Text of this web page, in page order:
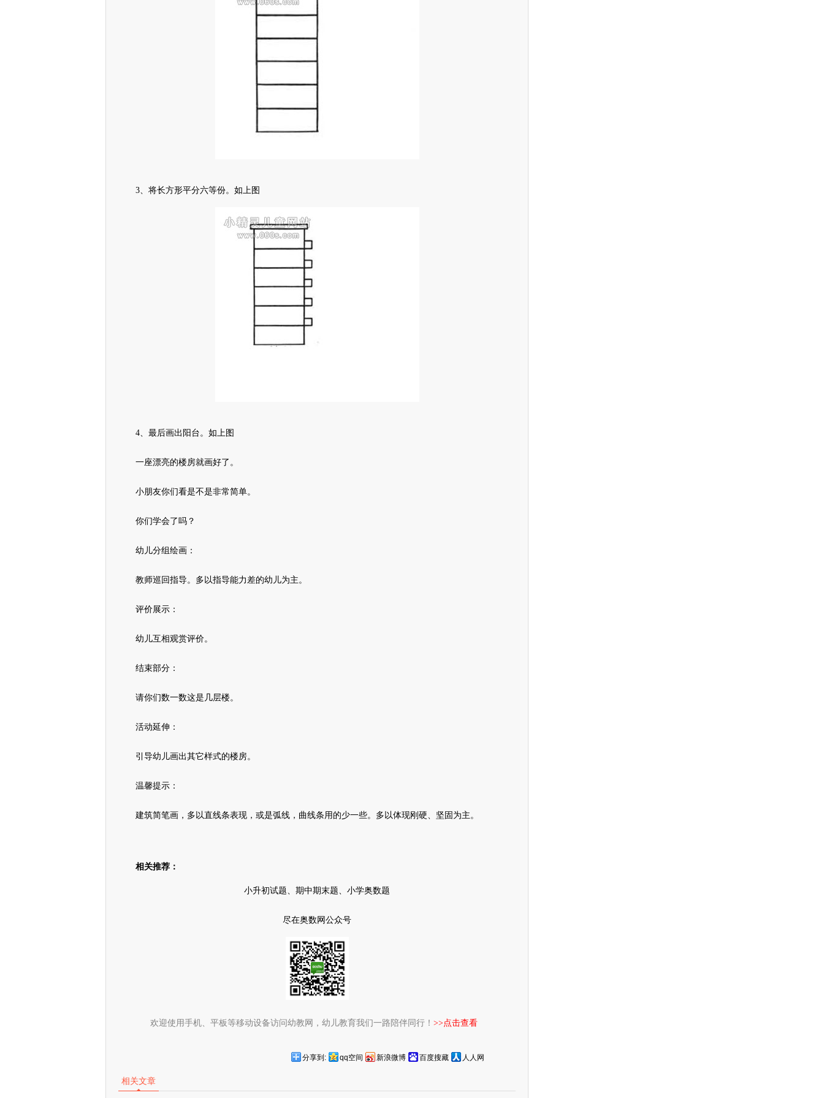
3、将长方形平分六等份。如上图
4、最后画出阳台。如上图
一座漂亮的楼房就画好了。
小朋友你们看是不是非常简单。
你们学会了吗？
幼儿分组绘画：
教师巡回指导。多以指导能力差的幼儿为主。
评价展示：
幼儿互相观赏评价。
结束部分：
请你们数一数这是几层楼。
活动延伸：
引导幼儿画出其它样式的楼房。
温馨提示：
建筑简笔画，多以直线条表现，或是弧线，曲线条用的少一些。多以体现刚硬、坚固为主。
相关推荐：
小升初试题、期中期末题、小学奥数题
尽在奥数网公众号
欢迎使用手机、平板等移动设备访问幼教网，幼儿教育我们一路陪伴同行！ >>点击查看
分享到: qq空间 新浪微博 百度搜藏 人人网
相关文章